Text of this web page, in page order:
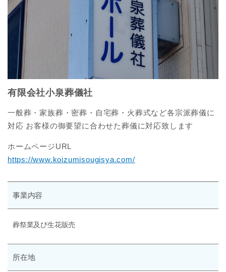
有限会社小泉葬儀社
一般葬・家族葬・密葬・自宅葬・火葬式など各宗派葬儀に
対応 お客様の御要望に合わせた葬儀に対応致します
ホームページURL
https://www.koizumisougisya.com/
事業内容
葬祭業及び生花販売
所在地